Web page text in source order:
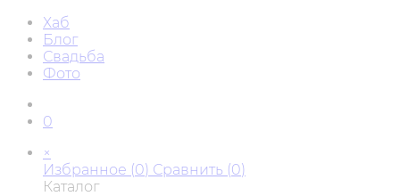
Хаб
Блог
Свадьба
Фото
0
×
Избранное (0) Сравнить (0)
Каталог